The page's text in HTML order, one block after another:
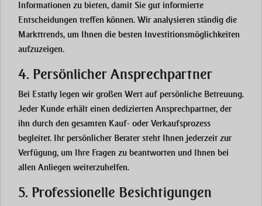
Informationen zu bieten, damit Sie gut informierte
Entscheidungen treffen können. Wir analysieren ständig die
Markttrends, um Ihnen die besten Investitionsmöglichkeiten
aufzuzeigen.
4. Persönlicher Ansprechpartner
Bei Estatly legen wir großen Wert auf persönliche Betreuung.
Jeder Kunde erhält einen dedizierten Ansprechpartner, der
ihn durch den gesamten Kauf- oder Verkaufsprozess
begleitet. Ihr persönlicher Berater steht Ihnen jederzeit zur
Verfügung, um Ihre Fragen zu beantworten und Ihnen bei
allen Anliegen weiterzuhelfen.
5. Professionelle Besichtigungen